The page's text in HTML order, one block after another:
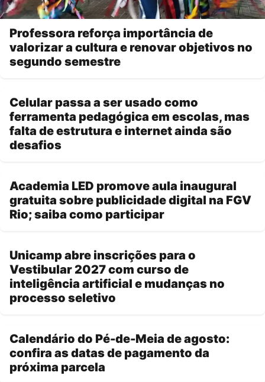
Professora reforça importância de
valorizar a cultura e renovar objetivos no
segundo semestre
Celular passa a ser usado como
ferramenta pedagógica em escolas, mas
falta de estrutura e internet ainda são
desafios
Academia LED promove aula inaugural
gratuita sobre publicidade digital na FGV
Rio; saiba como participar
Unicamp abre inscrições para o
Vestibular 2027 com curso de
inteligência artificial e mudanças no
processo seletivo
Calendário do Pé-de-Meia de agosto:
confira as datas de pagamento da
próxima parcela